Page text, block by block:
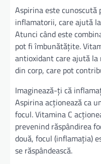
Aspirina este
inflamatorii, care ajută
Atunci când este
pot fi îmbunătățite.
antioxidant care ajută
din corp, care pot
Imaginează-ți că
Aspirina acționează ca
focul. Vitamina C
prevenind răspândirea
două, focul (inflamația)
se răspândească.